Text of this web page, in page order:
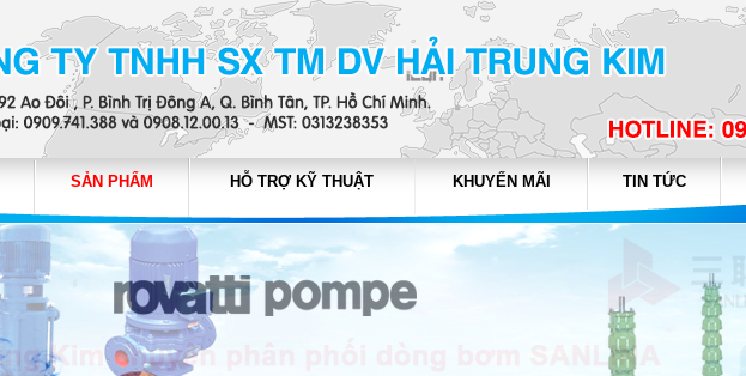
SẢN PHẨM HỖ TRỢ KỸ THUẬT KHUYẾN MÃI TIN TỨC